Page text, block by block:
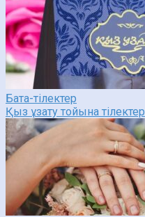
Бата-тілектер
Қыз ұзату тойына тілектер